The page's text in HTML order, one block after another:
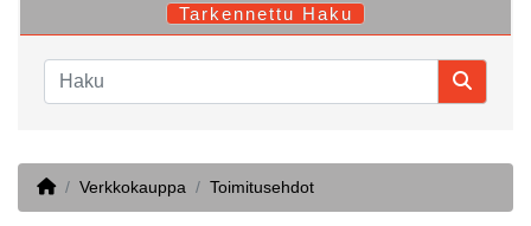
Tarkennettu Haku
HomeVerkkokauppa Toimitusehdot